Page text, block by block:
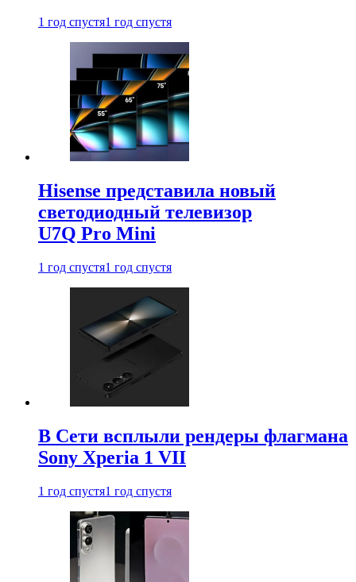
1 год спустя1 год спустя
Hisense представила новый
светодиодный телевизор
U7Q Pro Mini
1 год спустя1 год спустя
В Сети всплыли рендеры флагмана
Sony Xperia 1 VII
1 год спустя1 год спустя